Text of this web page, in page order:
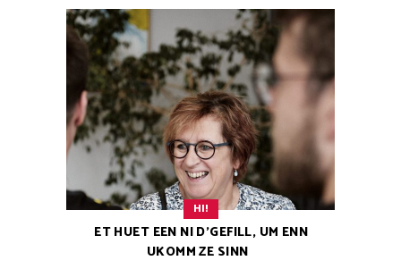
HI!
ET HUET EEN NI D’GEFILL, UM ENN
UKOMM ZE SINN